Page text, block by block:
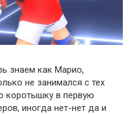
знаем как Марио,
не занимался с тех
коротышку в первую
иногда нет-нет да и